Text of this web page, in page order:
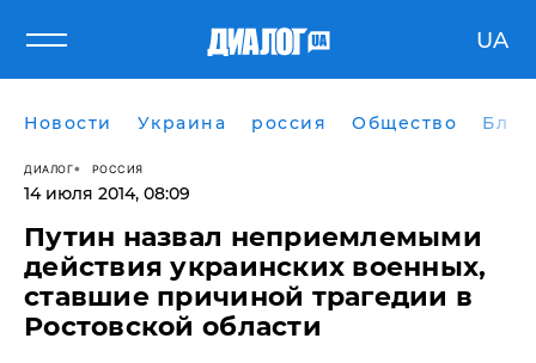
UA
Новости Украина россия Общество
ДИАЛОГ РОССИЯ
14 июля 2014, 08:09
​Путин назвал неприемлемыми
действия украинских военных,
ставшие причиной трагедии в
Ростовской области